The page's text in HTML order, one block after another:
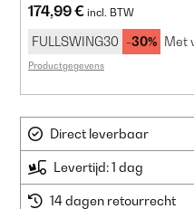
174,99 € incl. BTW
FULLSWING30 -30% Met
Productgegevens
Direct leverbaar
Levertijd: 1 dag
14 dagen retourrecht